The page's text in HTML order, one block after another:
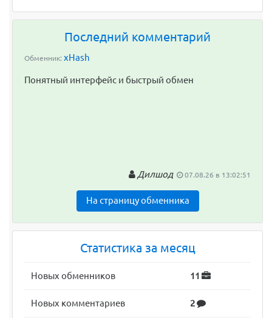
Последний комментарий
Обменник: xHash
Понятный интерфейс и быстрый обмен
Дилшод 07.08.26 в 13:02:51
На страницу обменника
Статистика за месяц
Новых обменников 11
Новых комментариев 2